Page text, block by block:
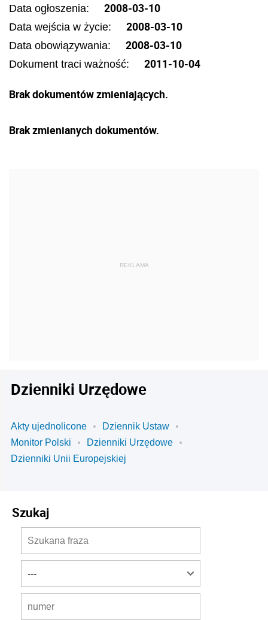
Data ogłoszenia: 2008-03-10
Data wejścia w życie: 2008-03-10
Data obowiązywania: 2008-03-10
Dokument traci ważność: 2011-10-04
Brak dokumentów zmieniających.
Brak zmienianych dokumentów.
Dzienniki Urzędowe
Akty ujednolicone
Dziennik Ustaw
Monitor Polski
Dzienniki Urzędowe
Dzienniki Unii Europejskiej
Szukaj